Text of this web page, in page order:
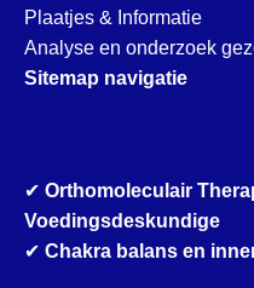
Plaatjes & Informatie
Analyse en onderzoek
Sitemap navigatie
✔ Orthomoleculair
Voedingsdeskundige
✔ Chakra balans en